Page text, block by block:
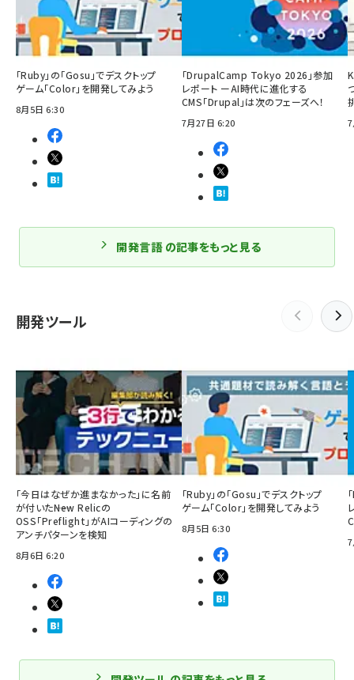
「Ruby」の「Gosu」でデスクトップ
ゲーム「Color」を開発してみよう
8月5日 6:30
「DrupalCamp Tokyo 2026」参加
レポート ーAI時代に進化する
CMS「Drupal」は次のフェーズへ！
7月27日 6:20
開発言語 の記事をもっと見る
開発ツール
「今日はなぜか進まなかった」に名前
が付いた――New Relicの
OSS「Preflight」がAIコーディングの
アンチパターンを検知
8月6日 6:20
「Ruby」の「Gosu」でデスクトップ
ゲーム「Color」を開発してみよう
8月5日 6:30